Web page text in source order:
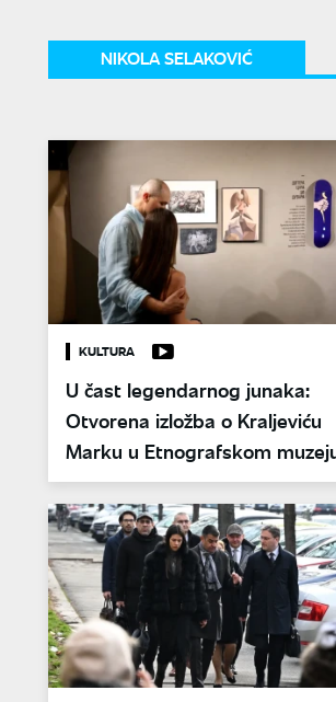
NIKOLA SELAKOVIĆ
KULTURA
U čast legendarnog junaka:
Otvorena izložba o Kraljeviću
Marku u Etnografskom